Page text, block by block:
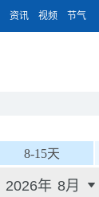
资讯 视频 节气
8-15天